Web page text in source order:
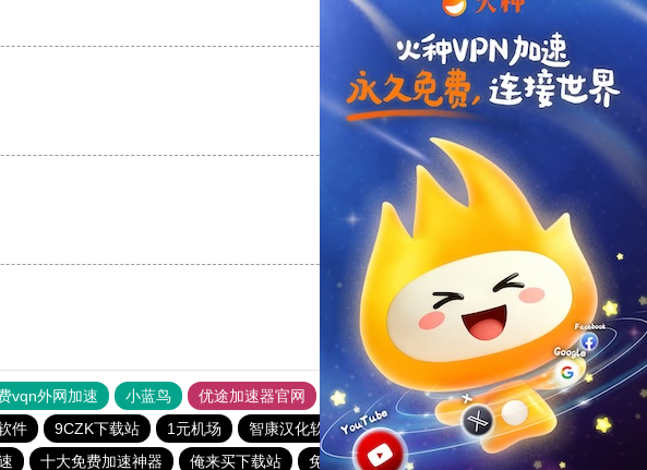
反对
反对[0]
vqn外网加速 小蓝鸟 优途加速器官网 风驰加速器 旋风加速器
八戒看书
件 9CZK下载站 1元机场 智康汉化软件下载站 vp免费加速
橘子加速器
十大免费加速神器 俺来买下载站 免费vqn加速外网 ins加速器